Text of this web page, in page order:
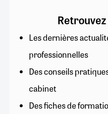
Les dernières
professionnelles
Des conseils
cabinet
Des fiches de